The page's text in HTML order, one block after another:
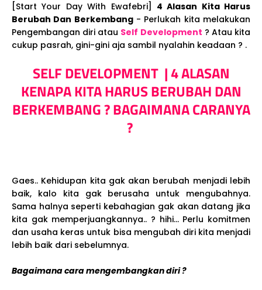
[Start Your Day With Ewafebri] 4 Alasan Kita Harus
Berubah Dan Berkembang- Perlukah kita melakukan
Pengembangan diri atau Self Development ? Atau kita
cukup pasrah, gini-gini aja sambil nyalahin keadaan ? .
SELF DEVELOPMENT | 4 ALASAN
KENAPA KITA HARUS BERUBAH DAN
BERKEMBANG ? BAGAIMANA CARANYA
?
Gaes.. Kehidupan kita gak akan berubah menjadi lebih
baik, kalo kita gak berusaha untuk mengubahnya.
Sama halnya seperti kebahagian gak akan datang jika
kita gak memperjuangkannya.. ? hihi... Perlu komitmen
dan usaha keras untuk bisa mengubah diri kita menjadi
lebih baik dari sebelumnya.
Bagaimana cara mengembangkan diri ?